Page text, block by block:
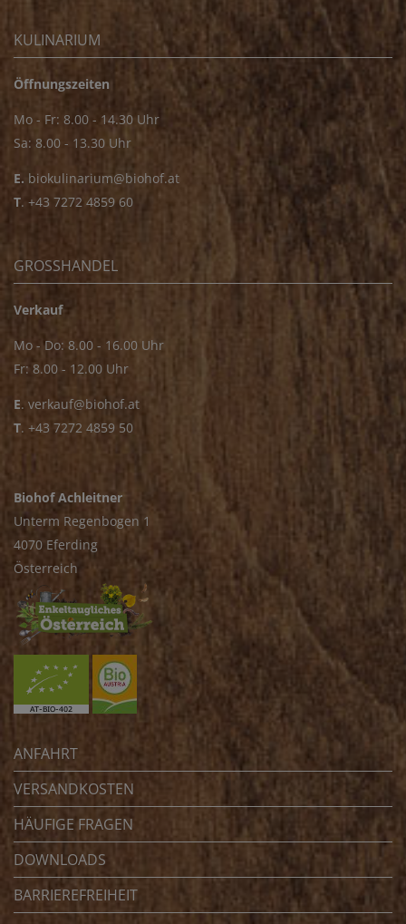
KULINARIUM
Öffnungszeiten
Mo - Fr: 8.00 - 14.30 Uhr
Sa: 8.00 - 13.30 Uhr
E. biokulinarium@biohof.at
T. +43 7272 4859 60
GROSSHANDEL
Verkauf
Mo - Do: 8.00 - 16.00 Uhr
Fr: 8.00 - 12.00 Uhr
E. verkauf@biohof.at
T. +43 7272 4859 50
Biohof Achleitner
Unterm Regenbogen 1
4070 Eferding
Österreich
ANFAHRT
VERSANDKOSTEN
HÄUFIGE FRAGEN
DOWNLOADS
BARRIEREFREIHEIT